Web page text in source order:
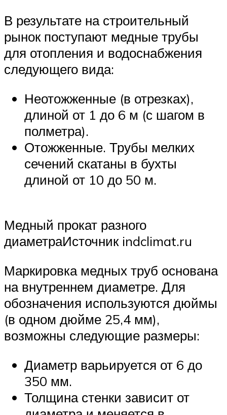
В результате на строительный
рынок поступают медные трубы
для отопления и водоснабжения
следующего вида:
Неотожженные (в отрезках),
длиной от 1 до 6 м (с шагом в
полметра).
Отожженные. Трубы мелких
сечений скатаны в бухты
длиной от 10 до 50 м.
Медный прокат разного
диаметраИсточник indclimat.ru
Маркировка медных труб основана
на внутреннем диаметре. Для
обозначения используются дюймы
(в одном дюйме 25,4 мм),
возможны следующие размеры:
Диаметр варьируется от 6 до
350 мм.
Толщина стенки зависит от